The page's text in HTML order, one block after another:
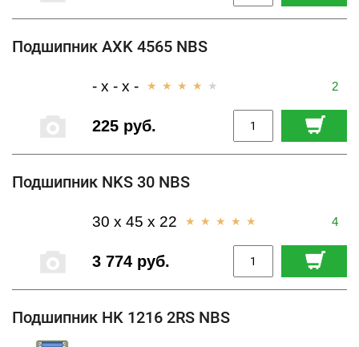
Подшипник AXK 4565 NBS
2
225 руб.
- x - x -
Подшипник NKS 30 NBS
4
3 774 руб.
30 x 45 x 22
Подшипник HK 1216 2RS NBS